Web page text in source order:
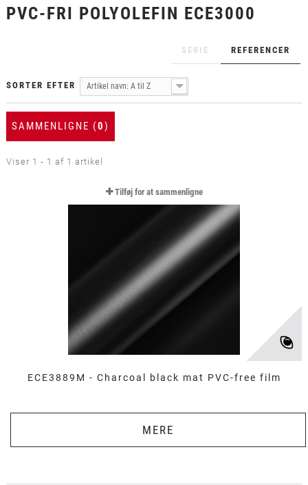
TEKSTIL
+
PVC-FRI POLYOLEFIN ECE3000
REFERENCER
SERIE
SORTER EFTER Artikel navn: A til Z
SAMMENLIGNE (0)
Viser 1 - 1 af 1 artikel
ECE3889M - Charcoal black mat PVC-free film
MERE
Tilføj for at sammenligne